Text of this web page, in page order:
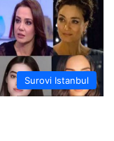
Surovi Istanbul